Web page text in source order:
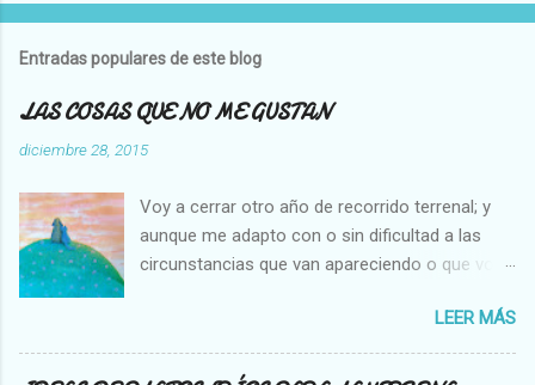
l
c
a
r
n
c
o
m
e
n
r
Entradas populares de este blog
LAS COSAS QUE NO ME GUSTAN
diciembre 28, 2015
Voy a cerrar otro año de recorrido terrenal; y
aunque me adapto con o sin dificultad a las
circunstancias que van apareciendo o que voy
es decir que para mi son inamovibles, y os voy
a contar cuales son: NO ME GUSTA VER A UNA
MOSCA O UNA ABEJA DENTRO DE MI CASA, Y
LEER MÁS